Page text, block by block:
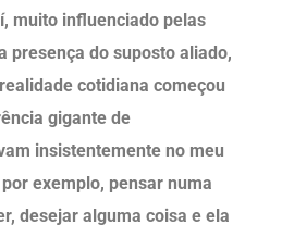
muito influenciado pelas
presença do suposto aliado,
cotidiana começou
gigante de
insistentemente no meu
exemplo, pensar numa
desejar alguma coisa e ela